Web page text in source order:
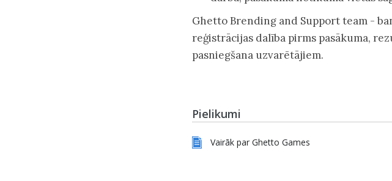
Ghetto Brending and Support team -
reģistrācijas dalība pirms pasākuma,
pasniegšana uzvarētājiem.
Pielikumi
Vairāk par Ghetto Games